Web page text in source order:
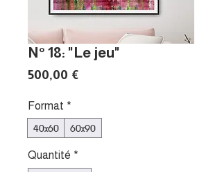
N° 18: "Le jeu"
500,00 €
Format *
40x60
60x90
Quantité *